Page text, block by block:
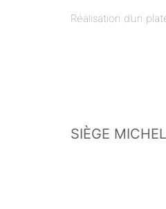
Réalisation d’un
SIÈGE